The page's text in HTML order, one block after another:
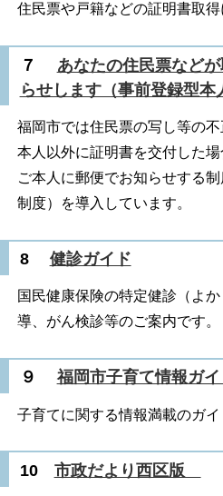
住民票や戸籍などの証明書取得
７ あなたの住民票など
らせします（事前登録型本
福岡市では住民票の写し等の不
本人以外に証明書を交付した
ご本人に郵便でお知らせする
制度）を導入しています。
8 健診ガイド
国民健康保険の特定健診（よ
導、がん検診等のご案内です。
９ 福岡市子育て情報ガイ
子育てに関する情報満載のガイ
10 市政だより西区版